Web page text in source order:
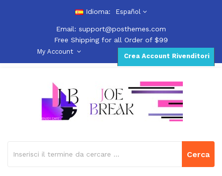
Idioma: Español
Email: support@posthemes.com
Free Shipping for all Order of $99
Crea Account Rivenditori
My Account
Cerca